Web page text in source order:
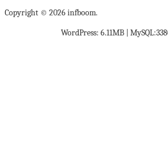
Copyright © 2026 infboom.
WordPress: 6.11MB |